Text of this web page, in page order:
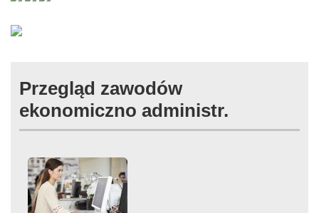
Przegląd zawodów
ekonomiczno administr.